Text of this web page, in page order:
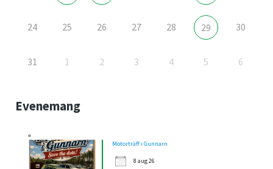
24 25 26 27 28 29 30
31 1 2 3 4 5 6
Evenemang
Motorträff i Gunnarn
8 aug 26